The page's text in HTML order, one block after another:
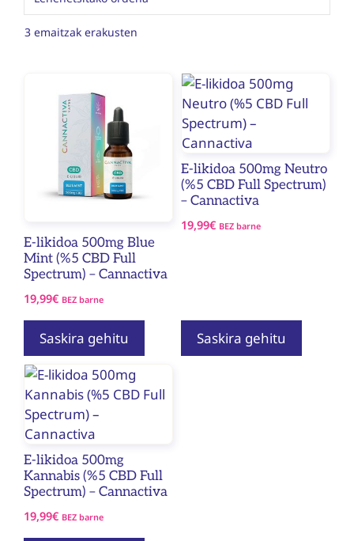
3 emaitzak erakusten
E-likidoa 500mg Blue
Mint (%5 CBD Full
Spectrum) – Cannactiva
19,99€ BEZ barne
Saskira gehitu
E-likidoa 500mg Neutro
(%5 CBD Full Spectrum)
– Cannactiva
19,99€ BEZ barne
Saskira gehitu
E-likidoa 500mg
Kannabis (%5 CBD Full
Spectrum) – Cannactiva
19,99€ BEZ barne